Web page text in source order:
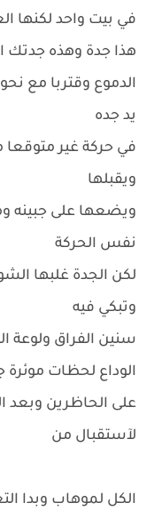
في بيت واحد لكنها
هذا جدة وهذه جدتك
الدموع وقتربا مع
يد جده
في حركة غير
ويقبلها
ويضعها على جبينه
نفس الحركة
لكن الجدة غلبها
وتبكي فيه
سنين الفراق ولوعة
الوداع لحظات موئرة
على الحاظرين وبعد
لآستقبال من
الكل لموهاب وبدا